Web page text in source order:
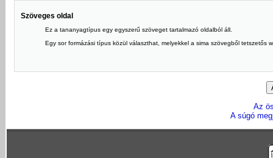
Szöveges oldal
Ez a tananyagtípus egy egyszerű szöveget tartalmazó oldalból áll.
Egy sor formázási típus közül választhat, melyekkel a sima szövegből tetszetős
Az
A súgó